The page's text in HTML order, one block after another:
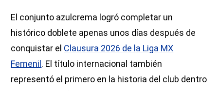
El conjunto azulcrema logró completar un
histórico doblete apenas unos días después de
conquistar el Clausura 2026 de la Liga MX
Femenil. El título internacional también
representó el primero en la historia del club dentro